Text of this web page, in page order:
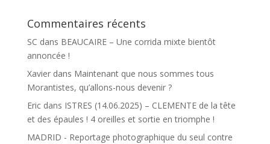
Commentaires récents
SC dans BEAUCAIRE – Une corrida mixte bientôt
annoncée !
Xavierdans Maintenant que nous sommes tous
Morantistes, qu’allons-nous devenir ?
Ericdans ISTRES (14.06.2025) – CLEMENTE de la tête
et des épaules ! 4 oreilles et sortie en triomphe !
MADRID - Reportage photographique du seul contre